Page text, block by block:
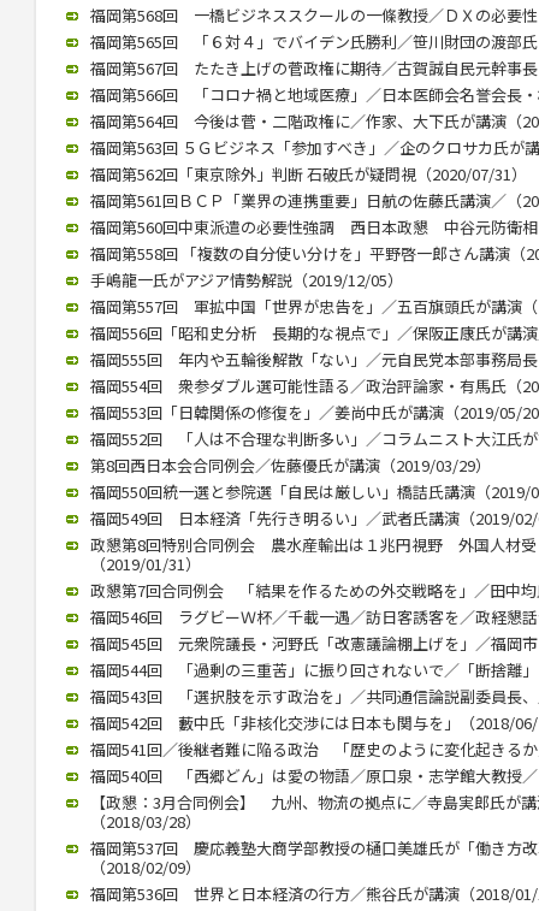
福岡第568回 一橋ビジネススクールの一條教授／ＤＸの必要
福岡第565回 「６対４」でバイデン氏勝利／笹川財団の渡部
福岡第567回 たたき上げの菅政権に期待／古賀誠自民元幹事
福岡第566回 「コロナ禍と地域医療」／日本医師会名誉会長
福岡第564回 今後は菅・二階政権に／作家、大下氏が講演（
福岡第563回 ５Ｇビジネス「参加すべき」／企のクロサカ氏が
福岡第562回「東京除外」判断 石破氏が疑問視（2020/07/31）
福岡第561回ＢＣＰ「業界の連携重要」日航の佐藤氏講演／（
福岡第560回中東派遣の必要性強調 西日本政懇 中谷元防衛
福岡第558回 「複数の自分使い分けを」平野啓一郎さん講演（
手嶋龍一氏がアジア情勢解説（2019/12/05）
福岡第557回 軍拡中国「世界が忠告を」／五百旗頭氏が講演
福岡556回「昭和史分析 長期的な視点で」／保阪正康氏が講
福岡555回 年内や五輪後解散「ない」／元自民党本部事務局
福岡554回 衆参ダブル選可能性語る／政治評論家・有馬氏（
福岡553回「日韓関係の修復を」／姜尚中氏が講演（2019/05/
福岡552回 「人は不合理な判断多い」／コラムニスト大江氏
第8回西日本会合同例会／佐藤優氏が講演（2019/03/29）
福岡550回統一選と参院選「自民は厳しい」橋詰氏講演（2019/
福岡549回 日本経済「先行き明るい」／武者氏講演（2019/
政懇第8回特別合同例会 農水産輸出は１兆円視野 外国人材受
（2019/01/31）
政懇第7回合同例会 「結果を作るための外交戦略を」／田中
福岡546回 ラグビーＷ杯／千載一遇／訪日客誘客を／政経懇
福岡545回 元衆院議長・河野氏「改憲議論棚上げを」／福岡
福岡544回 「過剰の三重苦」に振り回されないで／「断捨離
福岡543回 「選択肢を示す政治を」／共同通信論説副委員長
福岡542回 藪中氏「非核化交渉には日本も関与を」（2018/
福岡541回／後継者難に陥る政治 「歴史のように変化起きる
福岡540回 「西郷どん」は愛の物語／原口泉・志学館大教授
【政懇：3月合同例会】 九州、物流の拠点に／寺島実郎氏が
（2018/03/28）
福岡第537回 慶応義塾大商学部教授の樋口美雄氏が「働き方
（2018/02/09）
福岡第536回 世界と日本経済の行方／熊谷氏が講演（2018/